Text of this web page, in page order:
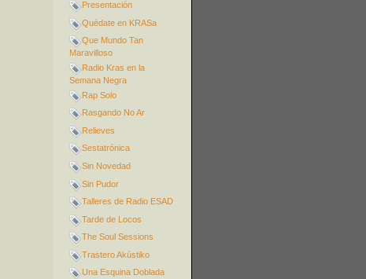
Presentación
Quédate en KRASa
Que Mundo Tan
Maravilloso
Radio Kras en la
Semana Negra
Rap Solo
Rasgando No Ar
Relieves
Sestatrónica
Sin Novedad
Sin Pudor
Talleres de Radio ESAD
Tarde de Locos
The Soul Sessions
Trastero Akústiko
Una Esquina Doblada